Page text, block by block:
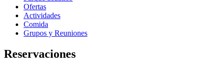
Ofertas
Actividades
Comida
Grupos y Reuniones
Reservaciones